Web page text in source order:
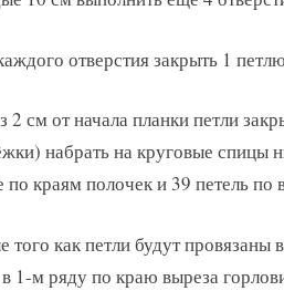
отверстия закрыть 1
2 см от начала планки петли
набрать на круговые
по краям полочек и 39 петель
того как петли будут провязаны
1-м ряду по краю выреза